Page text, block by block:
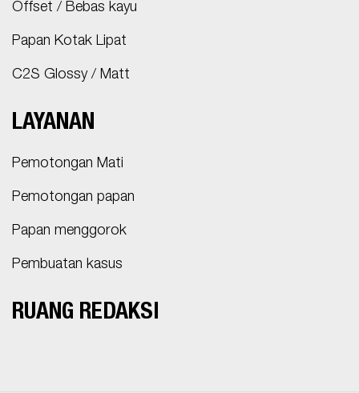
Offset / Bebas kayu
Papan Kotak Lipat
C2S Glossy / Matt
LAYANAN
Pemotongan Mati
Pemotongan papan
Papan menggorok
Pembuatan kasus
RUANG REDAKSI